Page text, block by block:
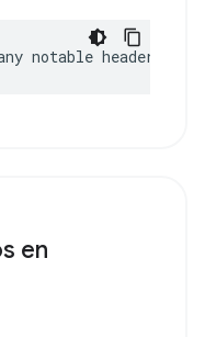
notable headers?
en